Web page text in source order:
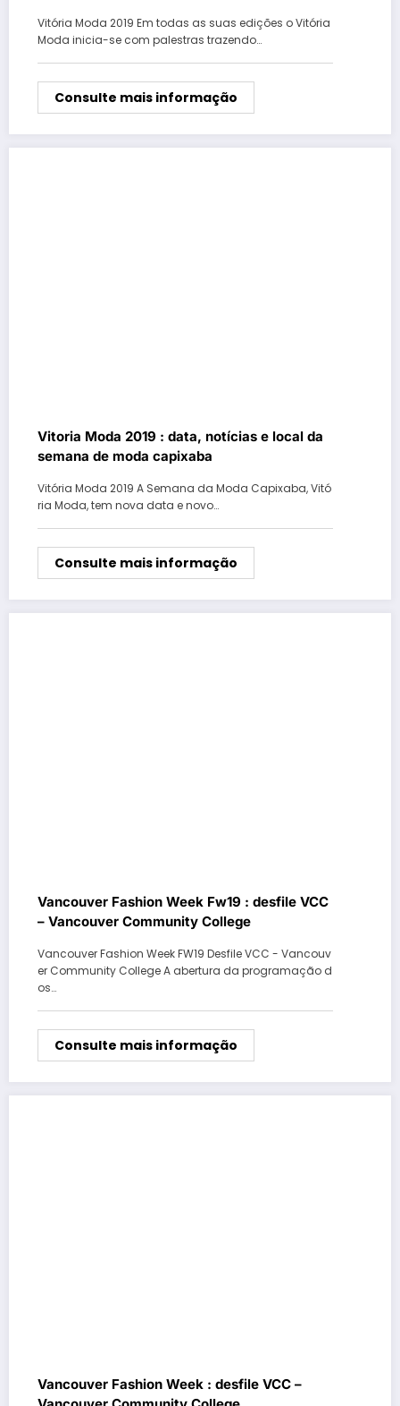
Vitória Moda 2019 Em todas as suas edições o Vitória
Moda inicia-se com palestras trazendo…
Consulte mais informação
Vitoria Moda 2019 : data, notícias e local da
semana de moda capixaba
Vitória Moda 2019 A Semana da Moda Capixaba, Vitó
ria Moda, tem nova data e novo…
Consulte mais informação
Vancouver Fashion Week Fw19 : desfile VCC
– Vancouver Community College
Vancouver Fashion Week FW19 Desfile VCC - Vancouv
er Community College A abertura da programação d
os…
Consulte mais informação
Vancouver Fashion Week : desfile VCC –